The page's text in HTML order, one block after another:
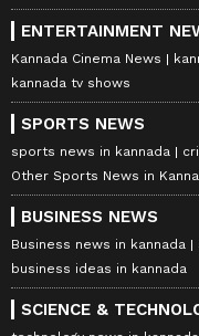
ENTERTAINMENT
Kannada Cinema News
kannada tv shows
SPORTS NEWS
sports news in kannada
Other Sports News in
BUSINESS NEWS
Business news in kannada
business ideas in kannada
SCIENCE &